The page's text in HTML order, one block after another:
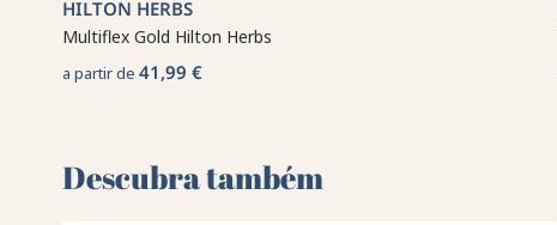
HILTON HERBS
Multiflex Gold Hilton Herbs
a partir de41,99 €
Descubra também 🌻